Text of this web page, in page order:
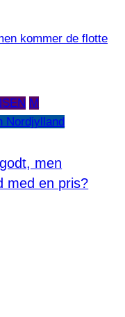
M
Nordjylland
men
med en pris?